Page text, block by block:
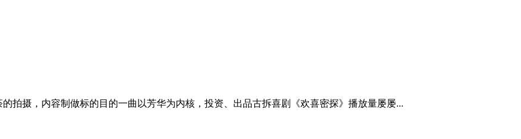
拍摄，内容制做标的目的一曲以芳华为内核，投资、出品古拆喜剧《欢喜密探》播放量屡屡...